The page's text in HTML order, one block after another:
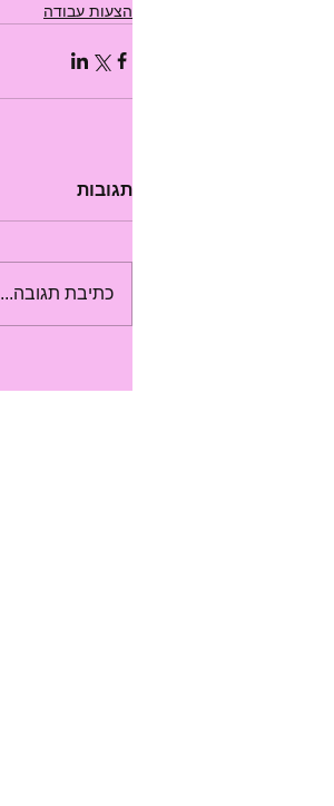
הצעות עבודה
תגובות
כתיבת תגובה...